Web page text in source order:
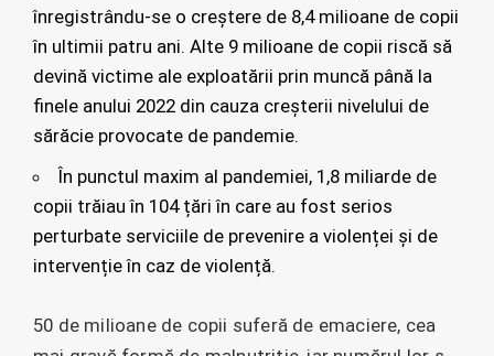
înregistrându-se o creștere de 8,4 milioane de copii
în ultimii patru ani. Alte 9 milioane de copii riscă să
devină victime ale exploatării prin muncă până la
finele anului 2022 din cauza creșterii nivelului de
sărăcie provocate de pandemie.
În punctul maxim al pandemiei, 1,8 miliarde de
copii trăiau în 104 țări în care au fost serios
perturbate serviciile de prevenire a violenței și de
intervenție în caz de violență.
50 de milioane de copii suferă de emaciere, cea